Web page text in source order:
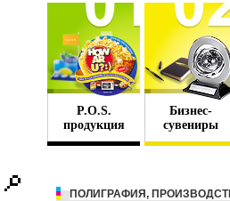
P.O.S.
продукция
Бизнес-
сувениры
ПОЛИГРАФИЯ,